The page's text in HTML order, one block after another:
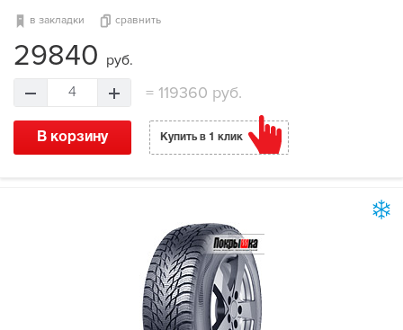
в закладки сравнить
29840 руб.
4 = 119360 руб.
В корзину Купить в 1 клик